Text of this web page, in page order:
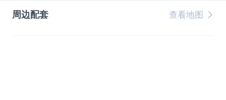
周边配套 查看地图